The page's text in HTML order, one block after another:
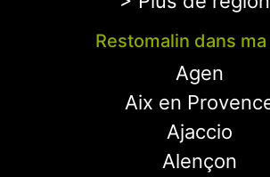
Restomalin dans
Agen
Aix en
Ajaccio
Alençon